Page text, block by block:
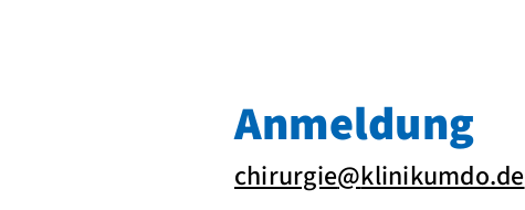
Anmeldung
chirurgie@klinikumdo.de